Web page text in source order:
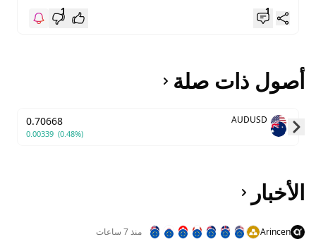
وأشرنا...
1
1
أصول ذات صلة
AUDUSD
0.70668
0.00339 (0.48%)
الأخبار
Arincen منذ 7 ساعات